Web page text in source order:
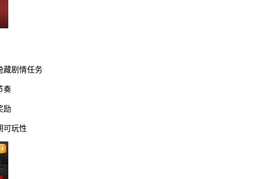
藏剧情任务
奏
励
可玩性